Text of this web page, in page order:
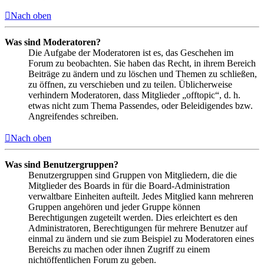
Nach oben
Was sind Moderatoren?
Die Aufgabe der Moderatoren ist es, das Geschehen im
Forum zu beobachten. Sie haben das Recht, in ihrem Bereich
Beiträge zu ändern und zu löschen und Themen zu schließen,
zu öffnen, zu verschieben und zu teilen. Üblicherweise
verhindern Moderatoren, dass Mitglieder „offtopic“, d. h.
etwas nicht zum Thema Passendes, oder Beleidigendes bzw.
Angreifendes schreiben.
Nach oben
Was sind Benutzergruppen?
Benutzergruppen sind Gruppen von Mitgliedern, die die
Mitglieder des Boards in für die Board-Administration
verwaltbare Einheiten aufteilt. Jedes Mitglied kann mehreren
Gruppen angehören und jeder Gruppe können
Berechtigungen zugeteilt werden. Dies erleichtert es den
Administratoren, Berechtigungen für mehrere Benutzer auf
einmal zu ändern und sie zum Beispiel zu Moderatoren eines
Bereichs zu machen oder ihnen Zugriff zu einem
nichtöffentlichen Forum zu geben.